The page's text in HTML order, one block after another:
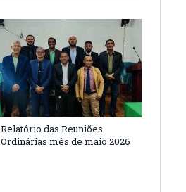
Relatório das Reuniões
Ordinárias mês de maio 2026